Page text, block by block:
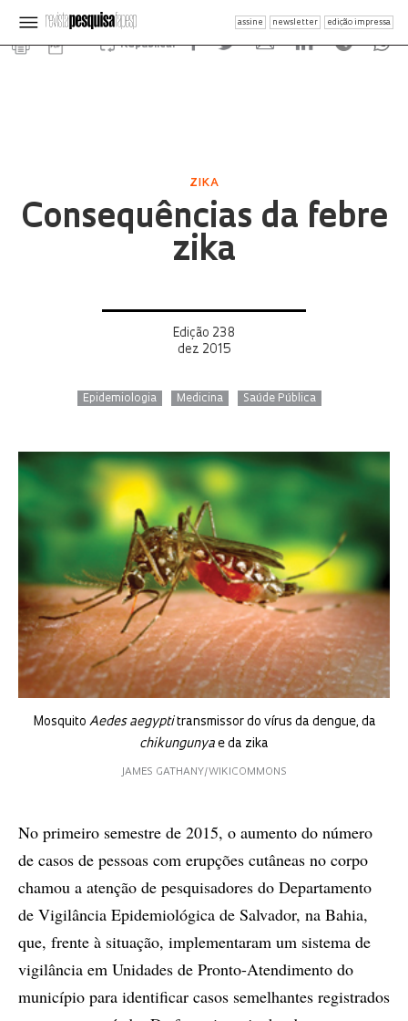
assine newsletter edição impressa
Republicar
ZIKA
Consequências da febre
zika
Edição 238
dez 2015
Epidemiologia Medicina Saúde Pública
Mosquito Aedes aegyptitransmissor do vírus da dengue, da
chikungunya e da zika
JAMES GATHANY/WIKICOMMONS
No primeiro semestre de 2015, o aumento do número
de casos de pessoas com erupções cutâneas no corpo
chamou a atenção de pesquisadores do Departamento
de Vigilância Epidemiológica de Salvador, na Bahia,
que, frente à situação, implementaram um sistema de
vigilância em Unidades de Pronto-Atendimento do
município para identificar casos semelhantes registrados